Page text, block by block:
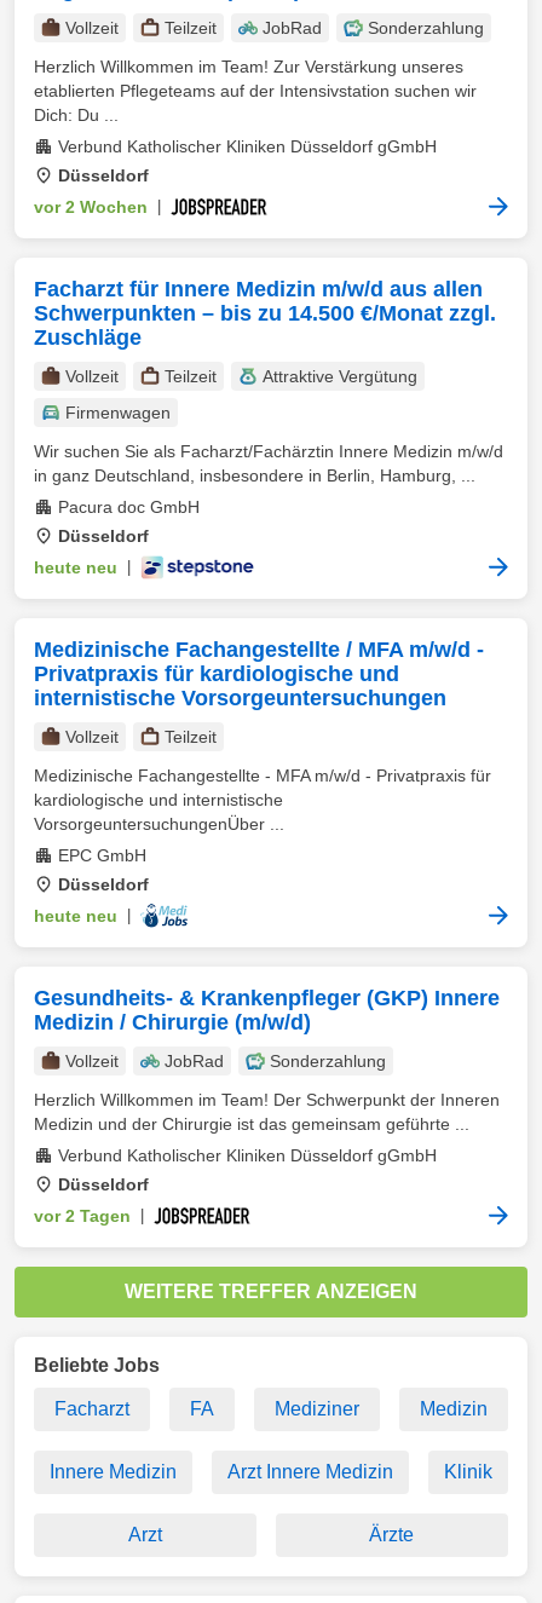
Vollzeit Teilzeit JobRad
Sonderzahlung
Herzlich Willkommen im Team! Zur Verstärkung unseres
etablierten Pflegeteams auf der Intensivstation suchen wir
Dich: Du ...
Verbund Katholischer Kliniken Düsseldorf gGmbH
Düsseldorf
vor 2 Wochen
Facharzt für Innere Medizin m/w/d aus allen
Schwerpunkten – bis zu 14.500 €/Monat zzgl.
Zuschläge
Vollzeit Teilzeit
Attraktive Vergütung
Firmenwagen
Wir suchen Sie als Facharzt/Fachärztin Innere Medizin m/w/d
in ganz Deutschland, insbesondere in Berlin, Hamburg, ...
Pacura doc GmbH
Düsseldorf
heute neu
Medizinische Fachangestellte / MFA m/w/d -
Privatpraxis für kardiologische und
internistische Vorsorgeuntersuchungen
Vollzeit
Teilzeit
Medizinische Fachangestellte - MFA m/w/d - Privatpraxis für
kardiologische und internistische
VorsorgeuntersuchungenÜber ...
EPC GmbH
Düsseldorf
heute neu
Gesundheits- & Krankenpfleger (GKP) Innere
Medizin / Chirurgie (m/w/d)
Vollzeit JobRad
Sonderzahlung
Herzlich Willkommen im Team! Der Schwerpunkt der Inneren
Medizin und der Chirurgie ist das gemeinsam geführte ...
Verbund Katholischer Kliniken Düsseldorf gGmbH
Düsseldorf
vor 2 Tagen
WEITERE TREFFER ANZEIGEN
Beliebte Jobs
Facharzt FA Mediziner Medizin
Innere Medizin Arzt Innere Medizin Klinik
Arzt Ärzte